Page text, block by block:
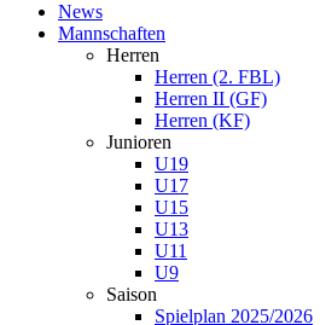
News
Mannschaften
Herren
Herren (2. FBL)
Herren II (GF)
Herren (KF)
Junioren
U19
U17
U15
U13
U11
U9
Saison
Spielplan 2025/2026